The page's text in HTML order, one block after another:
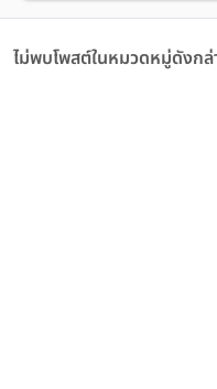
ไม่พบโพสต์ในหมวดหมู่ดังกล่